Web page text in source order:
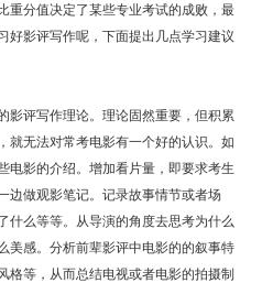
重分值决定了某些专业考试的成败，最
好影评写作呢，下面提出几点学习建议
评写作理论。理论固然重要，但积累
就无法对常考电影有一个好的认识。如
电影的介绍。增加看片量，即要求考生
边做观影笔记。记录故事情节或者场
什么等等。从导演的角度去思考为什么
美感。 分析前辈影评中电影的的叙事特
格等，从而总结电视或者电影的拍摄制